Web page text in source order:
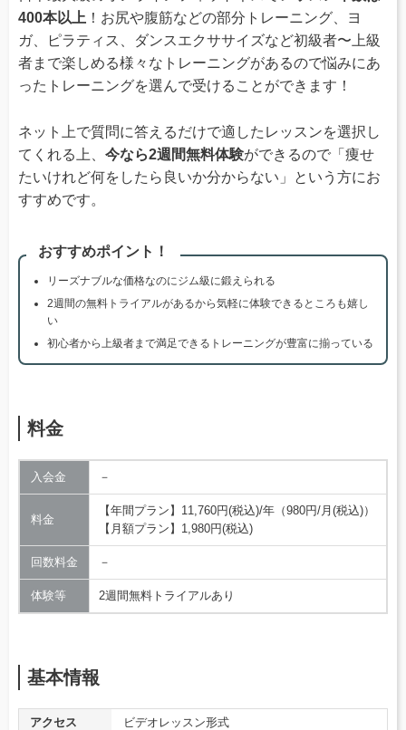
400本以上 ！お尻や腹筋などの部分トレーニング、ヨ
ガ、ピラティス、ダンスエクササイズなど初級者〜上級
者まで楽しめる様々なトレーニングがあるので悩みにあ
ったトレーニングを選んで受けることができます！
ネット上で質問に答えるだけで適したレッスンを選択し
てくれる上、 今なら2週間無料体験ができるので「痩せ
たいけれど何をしたら良いか分からない」という方にお
すすめです。
おすすめポイント！
リーズナブルな価格なのにジム級に鍛えられる
2週間の無料トライアルがあるから気軽に体験できるところも嬉し
い
初心者から上級者まで満足できるトレーニングが豊富に揃っている
料金
入会金 －
料金
【年間プラン】11,760円(税込)/年（980円/月(税込)）
【月額プラン】1,980円(税込)
回数料金 －
体験等 2週間無料トライアルあり
基本情報
アクセス
ビデオレッスン形式